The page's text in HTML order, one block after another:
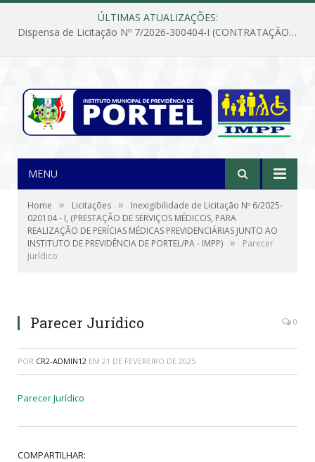
ÚLTIMAS ATUALIZAÇÕES:
Dispensa de Licitação Nº 7/2026-300404-I (CONTRATAÇÃO DE EMPRESA PARA MANUTENÇÃO E REPARAÇÃO DE APARELHOS DE AR CONDICIONADO, EM ATENDIMENTO ÀS NECESSIDADES DO INSTITUTO DE PREVIDÊNCIA MUNICIPAL DE PORTEL/PA)
MENU
Home » Licitações »
Inexigibilidade de Licitação Nº 6/2025-
020104 - I, (PRESTAÇÃO DE SERVIÇOS MÉDICOS, PARA
REALIZAÇÃO DE PERÍCIAS MÉDICAS PREVIDENCIÁRIAS JUNTO AO
INSTITUTO DE PREVIDÊNCIA DE PORTEL/PA - IMPP) »
Parecer
Jurídico
Parecer Jurídico 0
POR CR2-ADMIN12 EM 21 DE FEVEREIRO DE 2025
Parecer Jurídico
COMPARTILHAR: